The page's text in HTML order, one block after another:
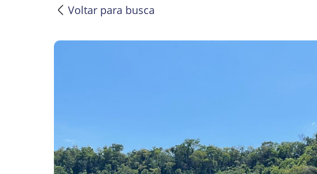
Voltar para busca